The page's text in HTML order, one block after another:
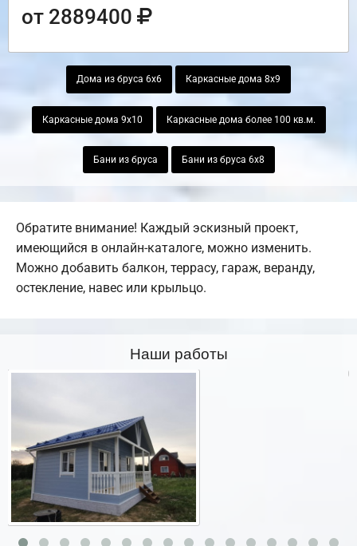
от 2889400
Дома из бруса 6х6 Каркасные дома 8х9
Каркасные дома 9х10 Каркасные дома более 100 кв.м.
Бани из бруса Бани из бруса 6х8
Обратите внимание! Каждый эскизный проект,
имеющийся в онлайн-каталоге, можно изменить.
Можно добавить балкон, террасу, гараж, веранду,
остекление, навес или крыльцо.
Наши работы